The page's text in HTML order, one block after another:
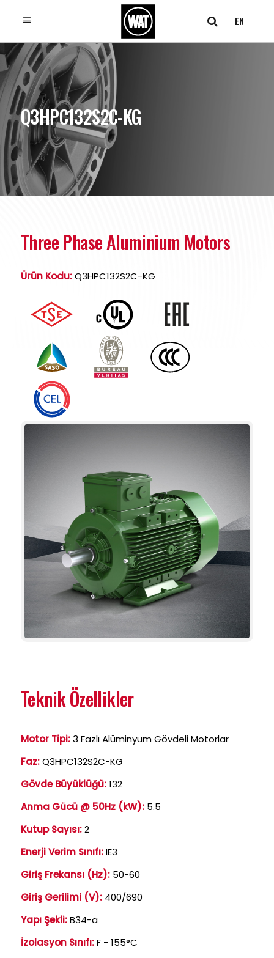
EN
Q3HPC132S2C-KG
Three Phase Aluminium Motors
Ürün Kodu:Q3HPC132S2C-KG
Teknik Özellikler
Motor Tipi:3 Fazlı Alüminyum Gövdeli Motorlar
Faz:Q3HPC132S2C-KG
Gövde Büyüklüğü:132
Anma Gücü @ 50Hz (kW): 5.5
Kutup Sayısı:2
Enerji Verim Sınıfı:IE3
Giriş Frekansı (Hz): 50-60
Giriş Gerilimi (V): 400/690
Yapı Şekli:B34-a
İzolasyon Sınıfı:F - 155°C